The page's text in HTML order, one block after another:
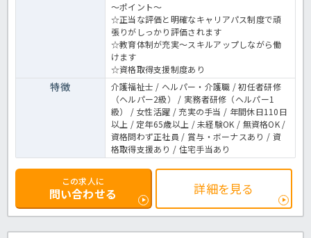
～ポイント～
☆正当な評価と明確なキャリアパス制度で頑
張りがしっかり評価されます
☆教育体制が充実～スキルアップしながら働
けます
☆資格取得支援制度あり
特徴
介護福祉士 / ヘルパー・介護職 / 初任者研修
（ヘルパー2級） / 実務者研修（ヘルパー1
級） / 女性活躍 / 充実の手当 / 年間休日110日
以上 / 定年65歳以上 / 未経験OK / 無資格OK /
資格問わず正社員 / 賞与・ボーナスあり / 資
格取得支援あり / 住宅手当あり
この求人に
問い合わせる 詳細を見る